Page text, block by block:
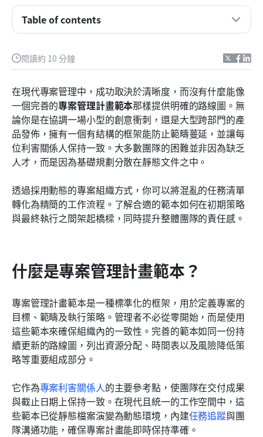
閱讀約 10 分鐘
在現代專案管理中，成功取決於清晰度，而沒有什麼能像
一個完善的專案管理計畫範本那樣提供明確的路線圖。無
論你是在協調一場小型的創意衝刺，還是大型跨部門的產
品發佈，擁有一個有結構的框架能防止範疇蔓延，並讓每
位利害關係人保持一致。大多數團隊的困難並非因為缺乏
人才，而是因為基礎規劃分散在靜態文件之中。
透過採用動態的專案組織方式，你可以將混亂的任務清單
轉化為精簡的工作流程。了解合適的範本如何在初期策略
與最終執行之間架起橋樑，同時提升整體團隊的責任感。
什麼是專案管理計畫範本？
專案管理計畫範本是一種標準化的框架，用於定義專案的
目標、範疇及執行策略。管理者不必從零開始，而是使用
這些範本來確保組織內的一致性。完善的範本如同一份持
續更新的路線圖，列出資源分配、時間表以及風險降低策
略等重要組成部分。
它作為專案利害關係人的主要參考點，使團隊在交付成果
與截止日期上保持一致。在現代且統一的工作空間中，這
些範本已從靜態檔案演變為動態環境，內建任務追蹤與團
隊溝通功能，確保專案計畫能即時保持準確。
Table of contents
適用於團隊的即用型專案計畫範本
在 Lark 的統一工作空間中規劃工作
免費的專案計畫範本與可自訂的範本
如何選擇合適的專案管理計畫範本
專案管理計畫範本的使用案例
結論
常見問題